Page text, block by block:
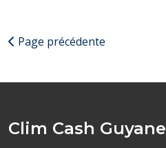
Page précédente
Clim Cash Guyane